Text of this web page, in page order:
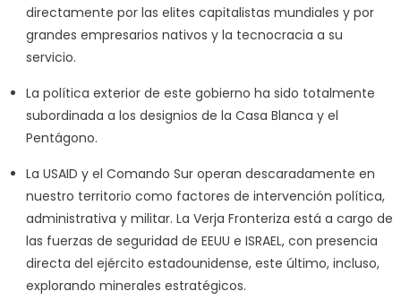
directamente por las elites capitalistas mundiales y por
grandes empresarios nativos y la tecnocracia a su
servicio.
La política exterior de este gobierno ha sido totalmente
subordinada a los designios de la Casa Blanca y el
Pentágono.
La USAID y el Comando Sur operan descaradamente en
nuestro territorio como factores de intervención política,
administrativa y militar. La Verja Fronteriza está a cargo de
las fuerzas de seguridad de EEUU e ISRAEL, con presencia
directa del ejército estadounidense, este último, incluso,
explorando minerales estratégicos.